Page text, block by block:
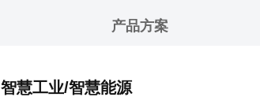
产品方案
智慧工业/智慧能源